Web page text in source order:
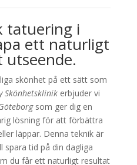
tatuering i
ett naturligt
utseende.
skönhet på ett sätt som
Skönhetsklinikerbjuder vi
som ger dig en
lösning för att förbättra
läppar. Denna teknik är
tid på din dagliga
du får ett naturligt resultat